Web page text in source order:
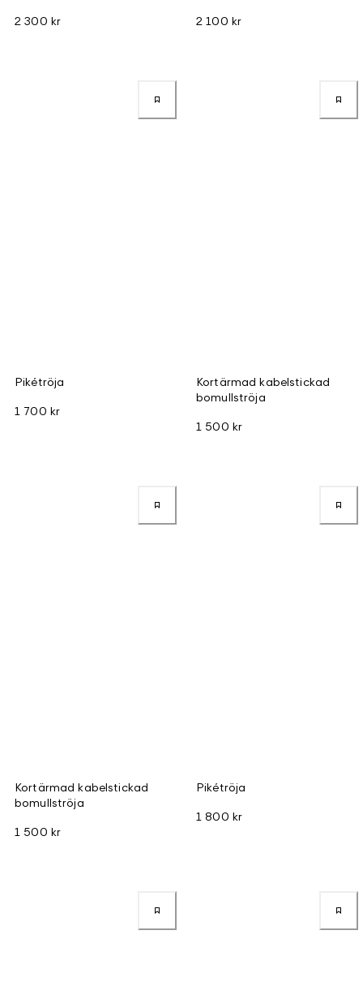
2 300 kr 2 100 kr
Pikétröja
1 700 kr
Kortärmad kabelstickad
bomullströja
1 500 kr
Kortärmad kabelstickad
bomullströja
1 500 kr
Pikétröja
1 800 kr